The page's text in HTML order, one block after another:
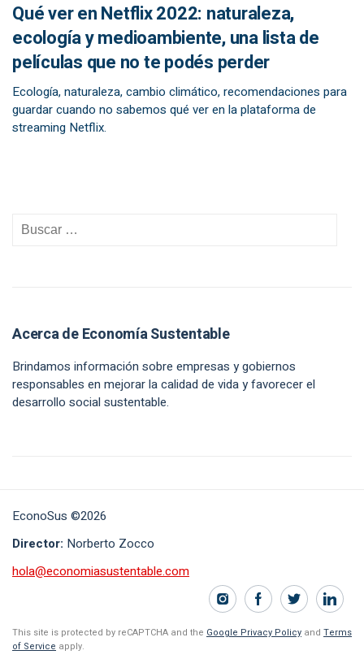
Qué ver en Netflix 2022: naturaleza,
ecología y medioambiente, una lista de
películas que no te podés perder
Ecología, naturaleza, cambio climático, recomendaciones para
guardar cuando no sabemos qué ver en la plataforma de
streaming Netflix.
Acerca de Economía Sustentable
Brindamos información sobre empresas y gobiernos
responsables en mejorar la calidad de vida y favorecer el
desarrollo social sustentable.
EconoSus ©2026
Director: Norberto Zocco
hola@economiasustentable.com
This site is protected by reCAPTCHA and the Google Privacy Policy and Terms
of Service apply.